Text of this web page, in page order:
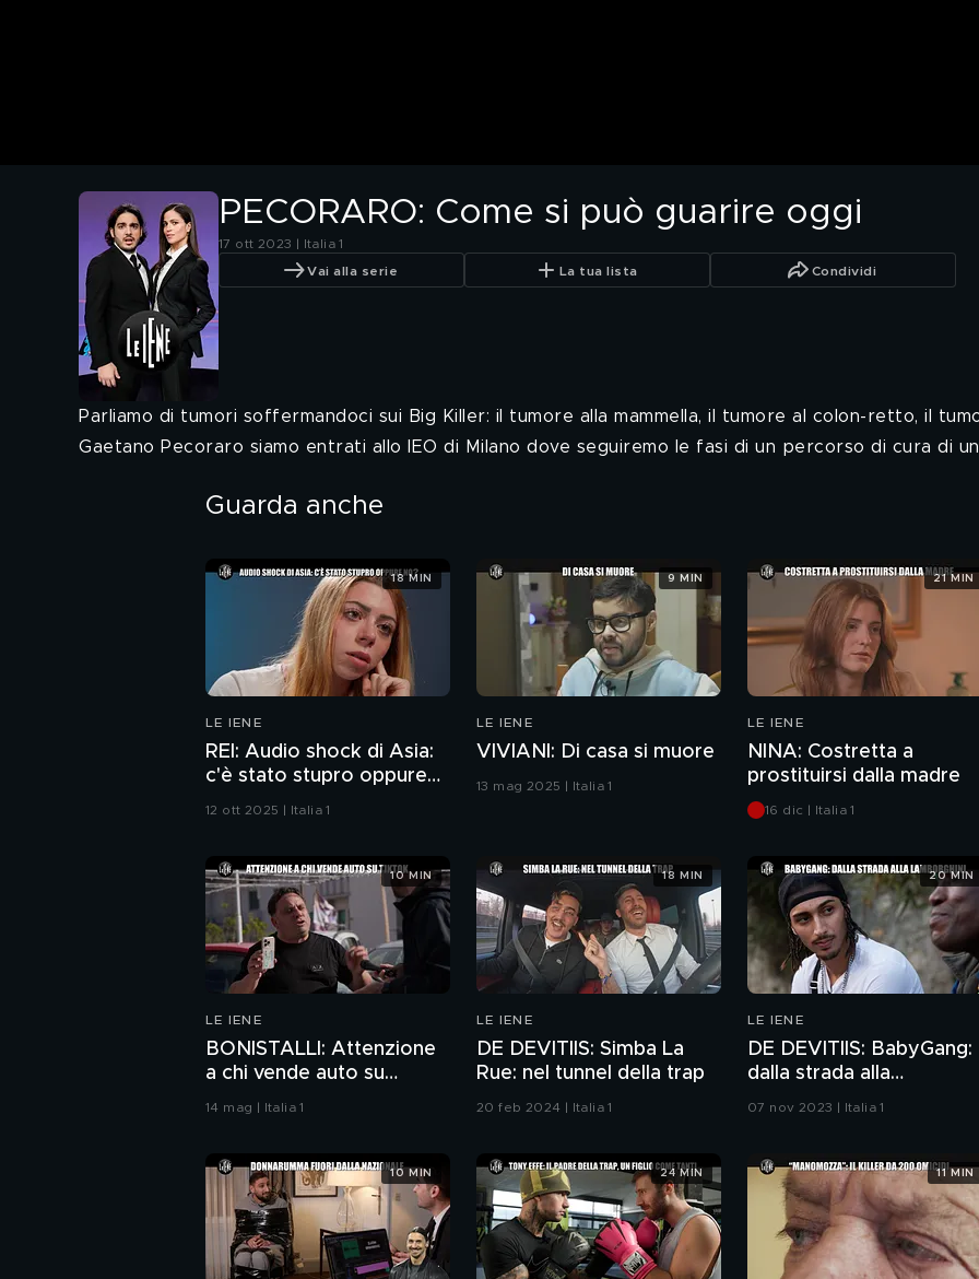
PECORARO: Come si può guarire oggi
17 ott 2023 | Italia 1
Vai alla serie La tua lista Condividi
Parliamo di tumori soffermandoci sui Big Killer: il tumore alla mammella, il tumore al colon-retto, il
Gaetano Pecoraro siamo entrati allo IEO di Milano dove seguiremo le fasi di un percorso di cura di
Guarda anche
LE IENE
REI: Audio shock di Asia:
c'è stato stupro oppure
12 ott 2025 | Italia 1
18 MIN
LE IENE
VIVIANI: Di casa si muore
13 mag 2025 | Italia 1
9 MIN
LE IENE
NINA: Costretta a
prostituirsi dalla madre
16 dic | Italia 1
21 MIN
LE IENE
BONISTALLI: Attenzione
a chi vende auto su
TikTok
14 mag | Italia 1
10 MIN
LE IENE
DE DEVITIIS: Simba La
Rue: nel tunnel della trap
20 feb 2024 | Italia 1
18 MIN
LE IENE
DE DEVITIIS: BabyGang:
dalla strada alla
Lamborghini
07 nov 2023 | Italia 1
20 MIN
10 MIN 24 MIN 11 MIN